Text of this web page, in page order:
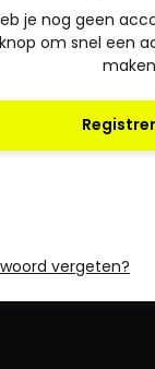
je nog geen
knop om snel een
maken
vergeten?
*